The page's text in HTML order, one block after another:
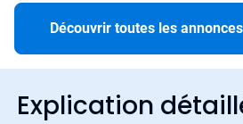
Découvrir toutes les
Explication